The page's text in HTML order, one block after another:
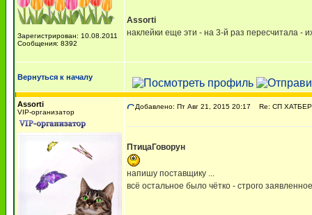
Зарегистрирован: 10.08.2011
Сообщения: 8392
Assorti
наклейки еще эти - на 3-й раз пересчитала -
Вернуться к началу
Assorti
VIP-организатор
Добавлено: Пт Авг 21, 2015 20:17 Re: СП ХАТБЕР
ПтицаГоворун
напишу поставщику ...
всё остальное было чётко - строго